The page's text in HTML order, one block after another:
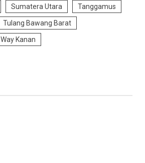
Sumatera Utara Tanggamus
Tulang Bawang Barat
Way Kanan